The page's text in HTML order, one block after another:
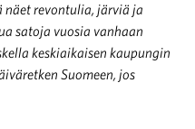
näet revontulia, järviä ja
satoja vuosia vanhaan
keskiaikaisen kaupungin
Suomeen, jos